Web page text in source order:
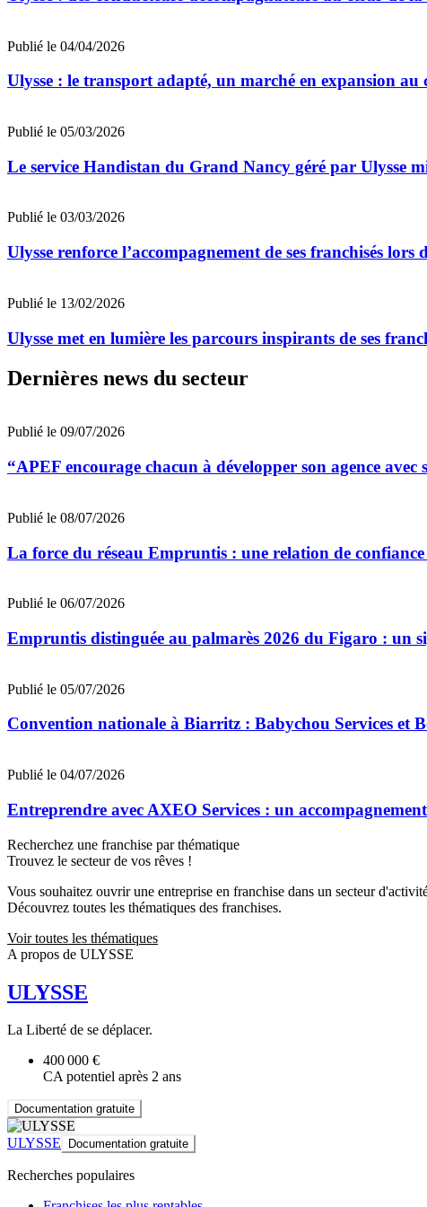
Publié le 04/04/2026
Ulysse : le transport adapté, un marché en expansion
Publié le 05/03/2026
Le service Handistan du Grand Nancy géré par Ulysse
Publié le 03/03/2026
Ulysse renforce l’accompagnement de ses franchisés
Publié le 13/02/2026
Ulysse met en lumière les parcours inspirants de ses
Dernières news du secteur
Publié le 09/07/2026
“APEF encourage chacun à développer son agence
Publié le 08/07/2026
La force du réseau Empruntis : une relation de
Publié le 06/07/2026
Empruntis distinguée au palmarès 2026 du Figaro : un
Publié le 05/07/2026
Convention nationale à Biarritz : Babychou Services et
Publié le 04/07/2026
Entreprendre avec AXEO Services : un
Recherchez une franchise par thématique
Trouvez le secteur de vos rêves !
Vous souhaitez ouvrir une entreprise en franchise dans un secteur
Découvrez toutes les thématiques des franchises.
Voir toutes les thématiques
A propos de ULYSSE
ULYSSE
La Liberté de se déplacer.
400 000 €
CA potentiel après 2 ans
Documentation gratuite
ULYSSE Documentation gratuite
Recherches populaires